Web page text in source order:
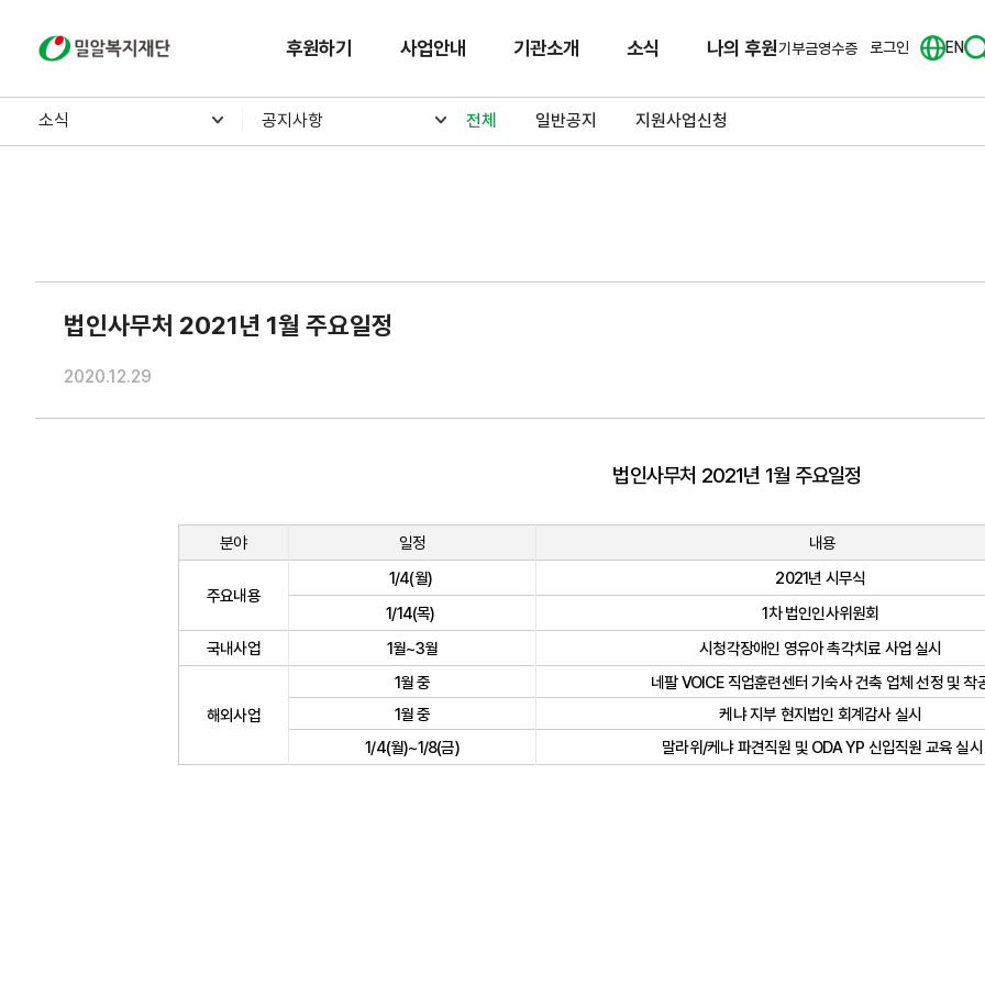
밀알복지재단 후원하기 사업안내 기관소개 소식 나의 후원기부금영수증 로그인 EN
소식 공지사항 전체 일반공지 지원사업신청
법인사무처 2021년 1월 주요일정
2020.12.29
법인사무처 2021년 1월 주요일정
분야 일정 내용
주요내용
1/4(월)
2021년 시무식
1/14(목)
1차 법인인사위원회
국내사업
1월~3월 시청각장애인 영유아 촉각치료 사업 실시
해외사업
1월 중
네팔 VOICE 직업훈련센터 기숙사 건축 업체 선정 및 착
1월 중
케냐 지부 현지법인 회계감사 실시
1/4(월)~1/8(금)
말라위/케냐 파견직원 및 ODA YP 신입직원 교육 실시